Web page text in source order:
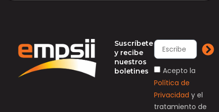
Suscríbete
y recibe
nuestros
boletines
Acepto la
Política de
Privacidad y el
tratamiento de